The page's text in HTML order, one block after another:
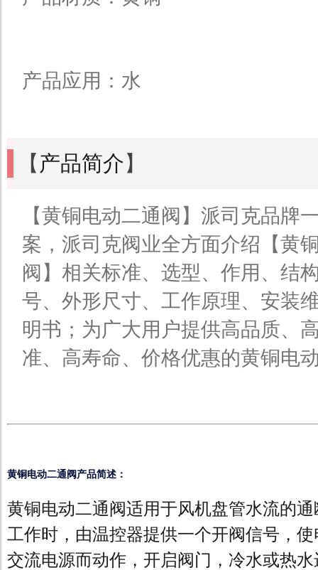
产品应用：水
【 产品简介】
【黄铜电动二通阀】派司克品牌
案，派司克阀业全方面介绍【黄
阀】相关标准、选型、作用、结
号、外形尺寸、工作原理、安装
明书；为广大用户提供高品质、
准、高寿命、价格优惠的黄铜电
黄铜电动二通阀产品简述：
黄铜电动二通阀适用于风机盘管水流的
工作时，由温控器提供一个开阀信号，
交流电源而动作，开启阀门，冷水或热